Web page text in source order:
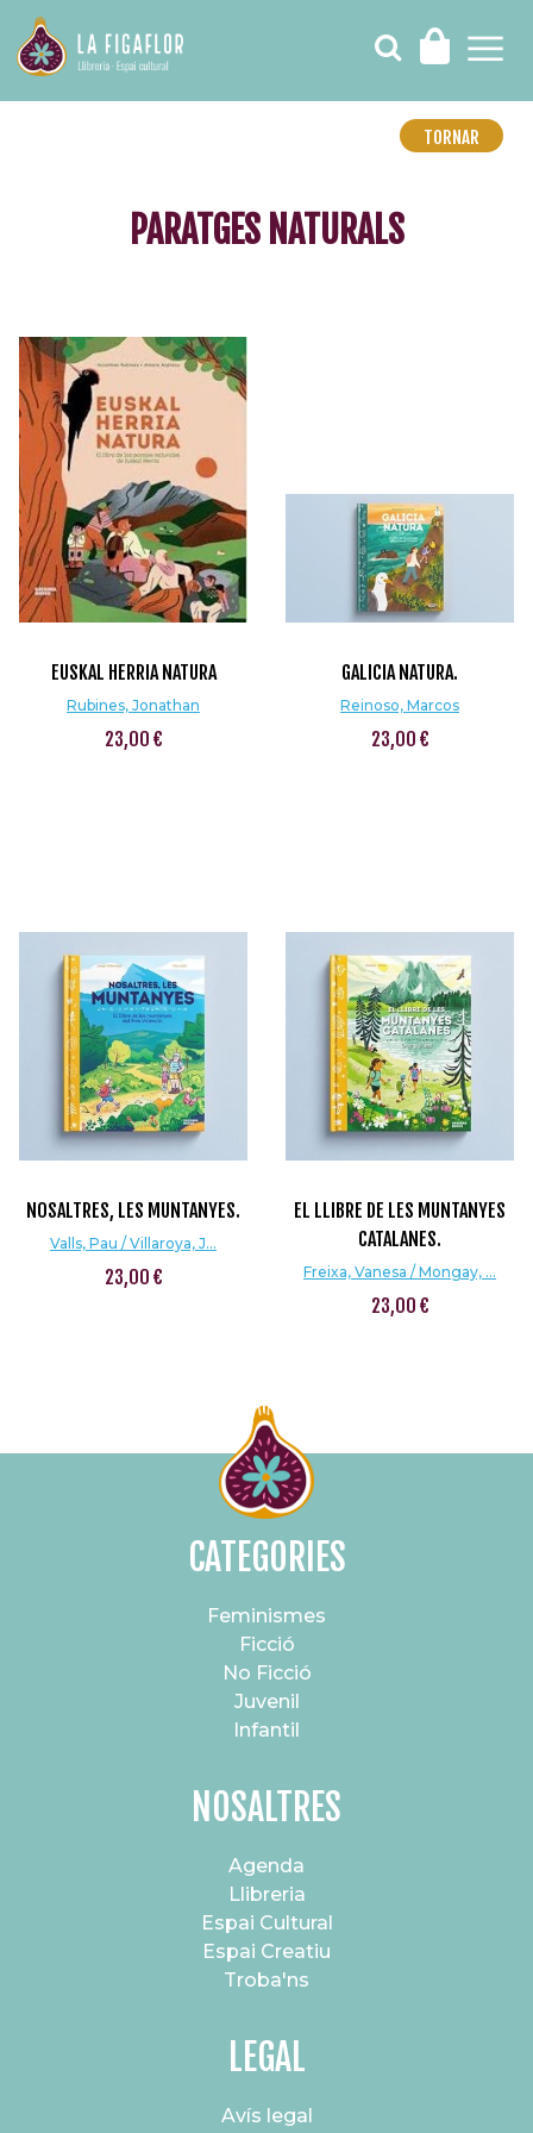
TORNAR
PARATGES NATURALS
EUSKAL HERRIA NATURA
Rubines, Jonathan
23,00 €
GALICIA NATURA.
Reinoso, Marcos
23,00 €
NOSALTRES, LES MUNTANYES.
Valls, Pau / Villaroya, J...
23,00 €
EL LLIBRE DE LES MUNTANYES
CATALANES.
Freixa, Vanesa / Mongay, ...
23,00 €
CATEGORIES
Feminismes
Ficció
No Ficció
Juvenil
Infantil
NOSALTRES
Agenda
Llibreria
Espai Cultural
Espai Creatiu
Troba'ns
LEGAL
Avís legal